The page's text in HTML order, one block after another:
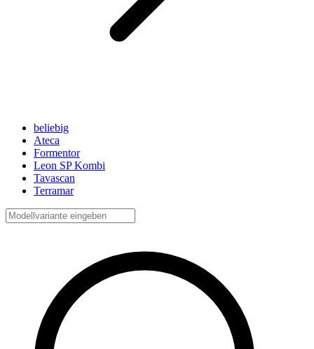
beliebig
Ateca
Formentor
Leon SP Kombi
Tavascan
Terramar